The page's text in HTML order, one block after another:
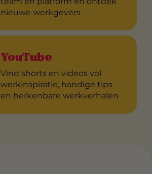
nieuwe werkgevers
YouTube
Vind shorts en videos vol
werkinspiratie, handige tips
en herkenbare werkverhalen